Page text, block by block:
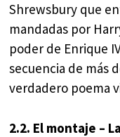
Shrewsbury que
mandadas por
poder de Enrique
secuencia de más
verdadero poema
2.2. El montaje –